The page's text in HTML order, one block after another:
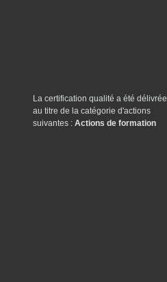
La certification qualité a été délivrée
au titre de la catégorie d'actions
suivantes : Actions de formation